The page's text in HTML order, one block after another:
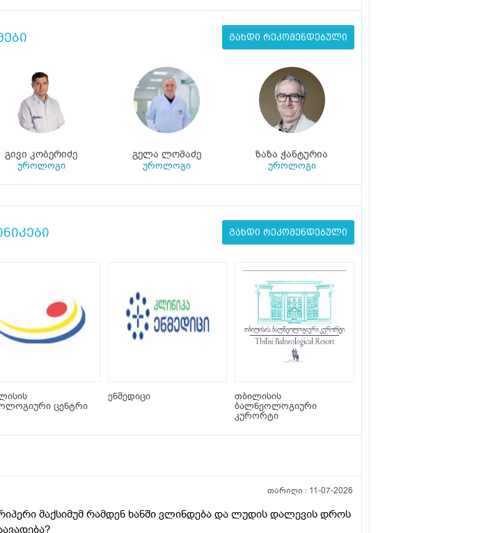
გახდი რეკომენდებული
გივი კობერიძე
უროლოგი
გელა ლომაძე
უროლოგი
ზაზა ჭანტურია
უროლოგი
გახდი რეკომენდებული
ცენტრი
ენმედიცი
თბილისის
ბალნეოლოგიური
კურორტი
თარიღი : 11-07-2026
მაქსიმუმ რამდენ ხანში ვლინდება და ლუდის დალევის დროს